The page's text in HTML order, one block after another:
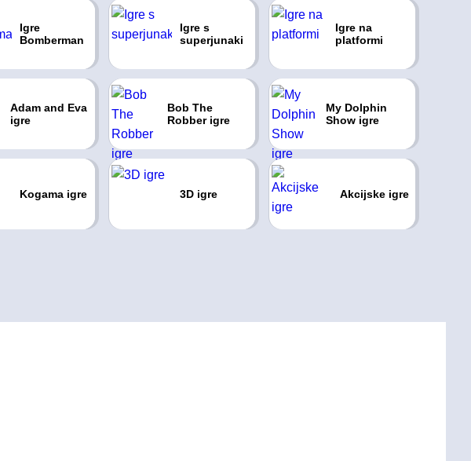
Igre
Bomberman
Igre s
superjunaki
Igre na
platformi
Adam and Eva
igre
Bob The
Robber igre
My Dolphin
Show igre
Kogama igre 3D igre Akcijske igre